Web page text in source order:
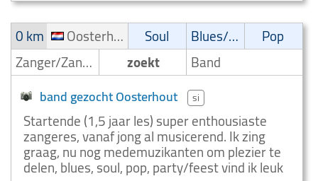
0 km
Oosterhout Soul Blues/Swing
Pop
Zanger/Zangeres
zoekt Band
band gezocht Oosterhout si
Startende (1,5 jaar les) super enthousiaste
zangeres, vanaf jong al musicerend. Ik zing
graag, nu nog medemuzikanten om plezier te
delen, blues, soul, pop, party/feest vind ik leuk